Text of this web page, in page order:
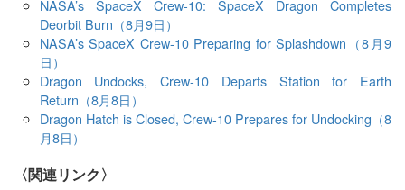
NASA’s SpaceX Crew-10: SpaceX Dragon Completes
Deorbit Burn（8月9日）
NASA’s SpaceX Crew-10 Preparing for Splashdown（8月9
日）
Dragon Undocks, Crew-10 Departs Station for Earth
Return（8月8日）
Dragon Hatch is Closed, Crew-10 Prepares for Undocking（8
月8日）
〈関連リンク〉